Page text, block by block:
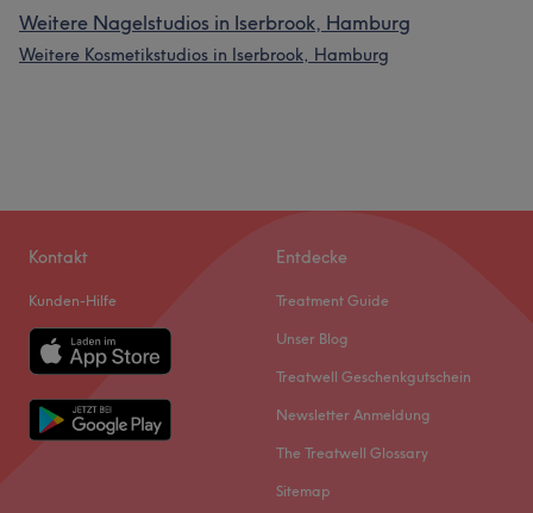
Weitere Nagelstudios in Iserbrook, Hamburg
Weitere Kosmetikstudios in Iserbrook, Hamburg
Kontakt
Kunden-Hilfe
Entdecke
Treatment Guide
Unser Blog
Treatwell Geschenkgutschein
Newsletter Anmeldung
The Treatwell Glossary
Sitemap